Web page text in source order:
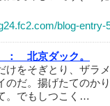
blog-entry-
北京ダック。
けをそぎとり、ザラ
のだ。揚げたてのか
。でもしつこく…